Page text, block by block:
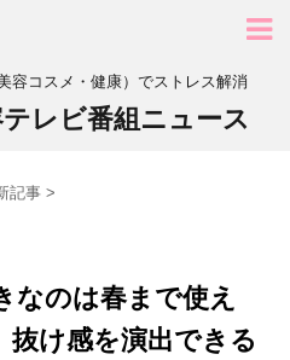
容コスメ・健康）でストレス解消
レビ番組ニュース
記事 >
なのは春まで使え
抜け感を演出できる